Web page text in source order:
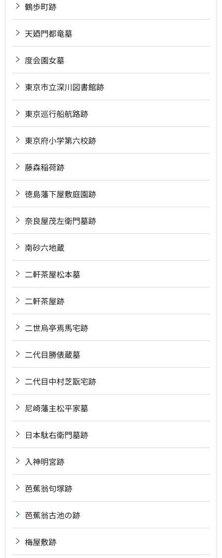
鶴歩町跡
天廼門都竜墓
度会園女墓
東京市立深川図書館跡
東京巡行船航路跡
東京府小学第六校跡
藤森稲荷跡
徳島藩下屋敷庭園跡
奈良屋茂左衛門墓跡
南砂六地蔵
二軒茶屋松本墓
二軒茶屋跡
二世烏亭焉馬宅跡
二代目勝俵蔵墓
二代目中村芝翫宅跡
尼崎藩主松平家墓
日本駄右衛門墓跡
入神明宮跡
芭蕉翁句塚跡
芭蕉翁古池の跡
梅屋敷跡